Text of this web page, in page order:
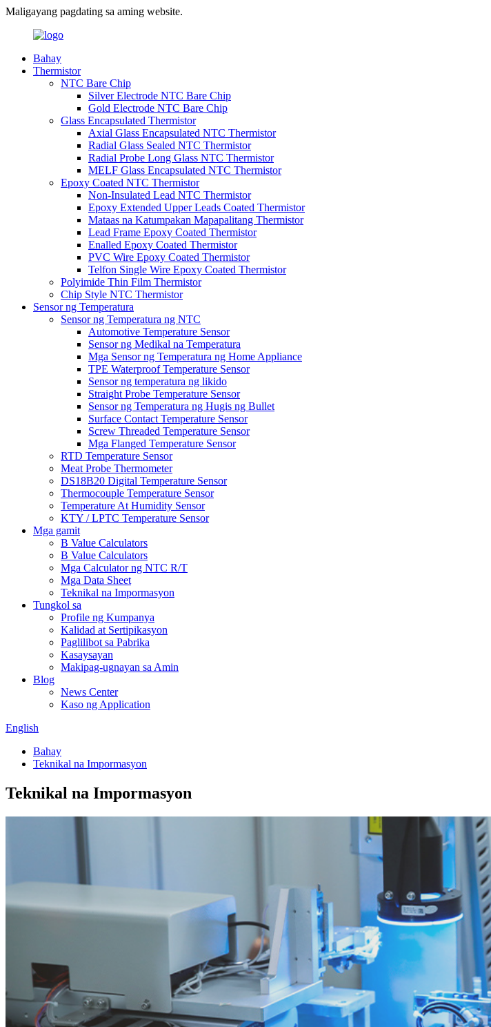
Maligayang pagdating sa aming website.
Bahay
Thermistor
NTC Bare Chip
Silver Electrode NTC Bare Chip
Gold Electrode NTC Bare Chip
Glass Encapsulated Thermistor
Axial Glass Encapsulated NTC Thermistor
Radial Glass Sealed NTC Thermistor
Radial Probe Long Glass NTC Thermistor
MELF Glass Encapsulated NTC Thermistor
Epoxy Coated NTC Thermistor
Non-Insulated Lead NTC Thermistor
Epoxy Extended Upper Leads Coated Thermistor
Mataas na Katumpakan Mapapalitang Thermistor
Lead Frame Epoxy Coated Thermistor
Enalled Epoxy Coated Thermistor
PVC Wire Epoxy Coated Thermistor
Telfon Single Wire Epoxy Coated Thermistor
Polyimide Thin Film Thermistor
Chip Style NTC Thermistor
Sensor ng Temperatura
Sensor ng Temperatura ng NTC
Automotive Temperature Sensor
Sensor ng Medikal na Temperatura
Mga Sensor ng Temperatura ng Home Appliance
TPE Waterproof Temperature Sensor
Sensor ng temperatura ng likido
Straight Probe Temperature Sensor
Sensor ng Temperatura ng Hugis ng Bullet
Surface Contact Temperature Sensor
Screw Threaded Temperature Sensor
Mga Flanged Temperature Sensor
RTD Temperature Sensor
Meat Probe Thermometer
DS18B20 Digital Temperature Sensor
Thermocouple Temperature Sensor
Temperature At Humidity Sensor
KTY / LPTC Temperature Sensor
Mga gamit
B Value Calculators
B Value Calculators
Mga Calculator ng NTC R/T
Mga Data Sheet
Teknikal na Impormasyon
Tungkol sa
Profile ng Kumpanya
Kalidad at Sertipikasyon
Paglilibot sa Pabrika
Kasaysayan
Makipag-ugnayan sa Amin
Blog
News Center
Kaso ng Application
English
Bahay
Teknikal na Impormasyon
Teknikal na Impormasyon